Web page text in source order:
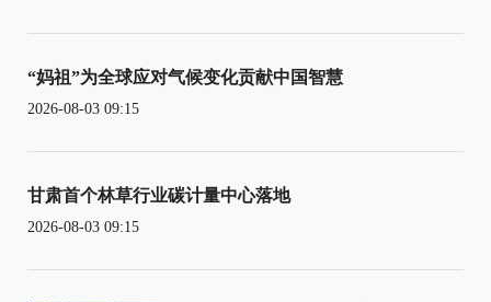
“妈祖”为全球应对气候变化贡献中国智慧
2026-08-03 09:15
甘肃首个林草行业碳计量中心落地
2026-08-03 09:15